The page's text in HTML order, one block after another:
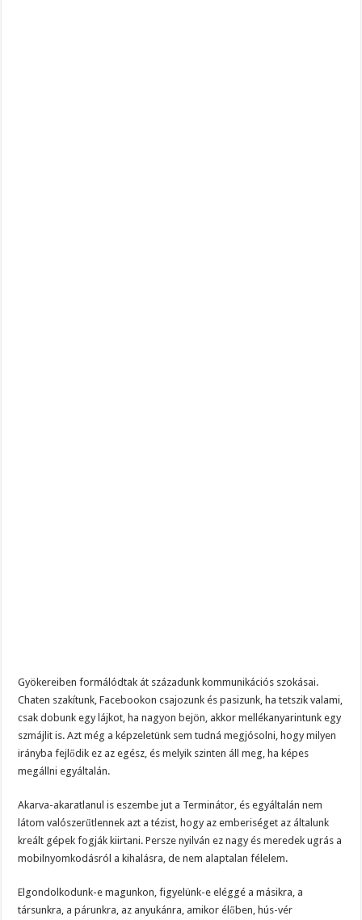
Gyökereiben formálódtak át századunk kommunikációs szokásai.
Chaten szakítunk, Facebookon csajozunk és pasizunk, ha tetszik valami,
csak dobunk egy lájkot, ha nagyon bejön, akkor mellékanyarintunk egy
szmájlit is. Azt még a képzeletünk sem tudná megjósolni, hogy milyen
irányba fejlődik ez az egész, és melyik szinten áll meg, ha képes
megállni egyáltalán.
Akarva-akaratlanul is eszembe jut a Terminátor, és egyáltalán nem
látom valószerűtlennek azt a tézist, hogy az emberiséget az általunk
kreált gépek fogják kiirtani. Persze nyilván ez nagy és meredek ugrás a
mobilnyomkodásról a kihalásra, de nem alaptalan félelem.
Elgondolkodunk-e magunkon, figyelünk-e eléggé a másikra, a
társunkra, a párunkra, az anyukánra, amikor élőben, hús-vér